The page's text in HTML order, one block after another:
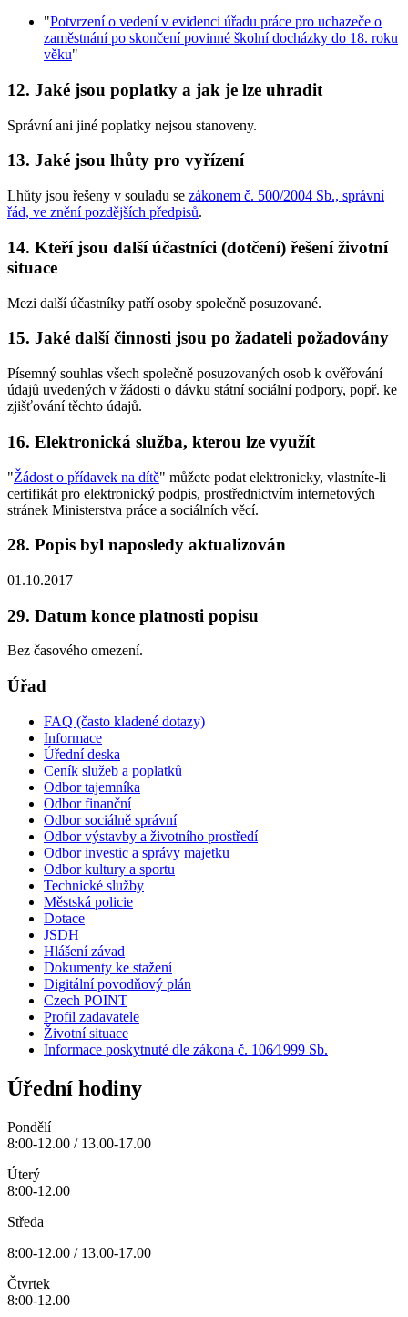
"Potvrzení o vedení v evidenci úřadu práce pro uchazeče o
zaměstnání po skončení povinné školní docházky do 18. roku
věku"
12. Jaké jsou poplatky a jak je lze uhradit
Správní ani jiné poplatky nejsou stanoveny.
13. Jaké jsou lhůty pro vyřízení
Lhůty jsou řešeny v souladu se zákonem č. 500/2004 Sb., správní
řád, ve znění pozdějších předpisů.
14. Kteří jsou další účastníci (dotčení) řešení životní
situace
Mezi další účastníky patří osoby společně posuzované.
15. Jaké další činnosti jsou po žadateli požadovány
Písemný souhlas všech společně posuzovaných osob k ověřování
údajů uvedených v žádosti o dávku státní sociální podpory, popř. ke
zjišťování těchto údajů.
16. Elektronická služba, kterou lze využít
"Žádost o přídavek na dítě" můžete podat elektronicky, vlastníte-li
certifikát pro elektronický podpis, prostřednictvím internetových
stránek Ministerstva práce a sociálních věcí.
28. Popis byl naposledy aktualizován
01.10.2017
29. Datum konce platnosti popisu
Bez časového omezení.
Úřad
FAQ (často kladené dotazy)
Informace
Úřední deska
Ceník služeb a poplatků
Odbor tajemníka
Odbor finanční
Odbor sociálně správní
Odbor výstavby a životního prostředí
Odbor investic a správy majetku
Odbor kultury a sportu
Technické služby
Městská policie
Dotace
JSDH
Hlášení závad
Dokumenty ke stažení
Digitální povodňový plán
Czech POINT
Profil zadavatele
Životní situace
Informace poskytnuté dle zákona č. 106⁄1999 Sb.
Úřední hodiny
Pondělí
8:00-12.00 / 13.00-17.00
Úterý
8:00-12.00
Středa
8:00-12.00 / 13.00-17.00
Čtvrtek
8:00-12.00